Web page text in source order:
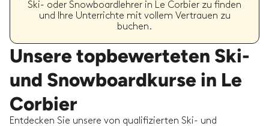
Ski- oder Snowboardlehrer in Le Corbier zu finden
und Ihre Unterrichte mit vollem Vertrauen zu
buchen.
Unsere topbewerteten Ski-
und Snowboardkurse in Le
Corbier
Entdecken Sie unsere von qualifizierten Ski- und